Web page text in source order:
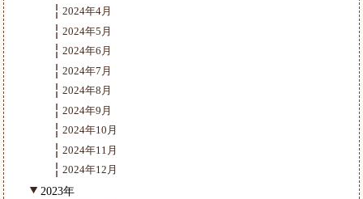
2024年4月
2024年5月
2024年6月
2024年7月
2024年8月
2024年9月
2024年10月
2024年11月
2024年12月
2023年